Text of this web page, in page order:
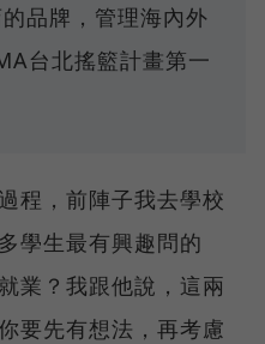
品牌，管理海內外
台北搖籃計畫第一
程，前陣子我去學校
學生最有興趣問的
業？我跟他說，這兩
要先有想法，再考慮